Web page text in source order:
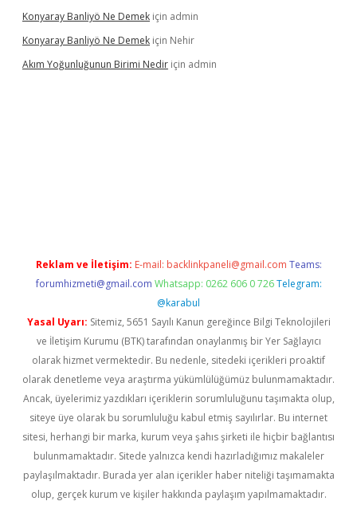
Konyaray Banliyö Ne Demek için admin
Konyaray Banliyö Ne Demek için Nehir
Akım Yoğunluğunun Birimi Nedir için admin
Reklam ve İletişim: E-mail: backlinkpaneli@gmail.com Teams:
forumhizmeti@gmail.com Whatsapp: 0262 606 0 726 Telegram:
@karabul
Yasal Uyarı: Sitemiz, 5651 Sayılı Kanun gereğince Bilgi Teknolojileri
ve İletişim Kurumu (BTK) tarafından onaylanmış bir Yer Sağlayıcı
olarak hizmet vermektedir. Bu nedenle, sitedeki içerikleri proaktif
olarak denetleme veya araştırma yükümlülüğümüz bulunmamaktadır.
Ancak, üyelerimiz yazdıkları içeriklerin sorumluluğunu taşımakta olup,
siteye üye olarak bu sorumluluğu kabul etmiş sayılırlar. Bu internet
sitesi, herhangi bir marka, kurum veya şahıs şirketi ile hiçbir bağlantısı
bulunmamaktadır. Sitede yalnızca kendi hazırladığımız makaleler
paylaşılmaktadır. Burada yer alan içerikler haber niteliği taşımamakta
olup, gerçek kurum ve kişiler hakkında paylaşım yapılmamaktadır.